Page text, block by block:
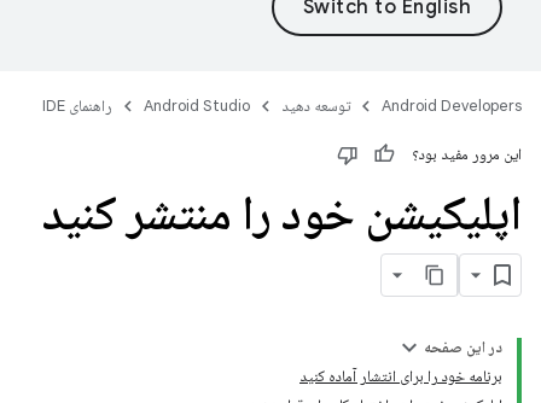
Android Developers توسعه دهید Android Studio راهنمای IDE
این مرور مفید بود؟
اپلیکیشن خود را منتشر کنید
در این صفحه
برنامه خود را برای انتشار آماده کنید